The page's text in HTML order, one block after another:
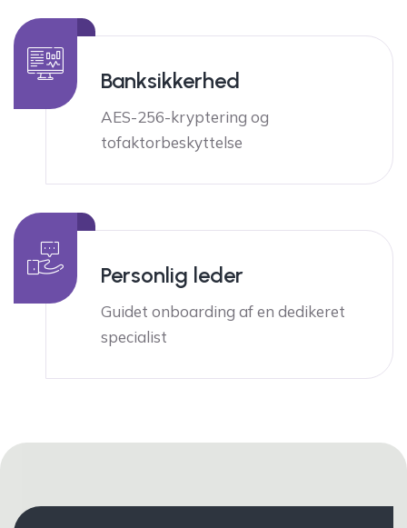
Banksikkerhed
AES-256-kryptering og
tofaktorbeskyttelse
Personlig leder
Guidet onboarding af en dedikeret
specialist